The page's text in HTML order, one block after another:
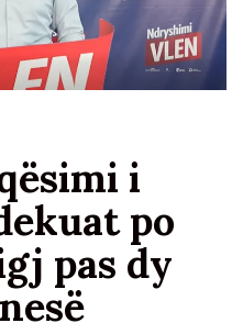
i
po
pas dy